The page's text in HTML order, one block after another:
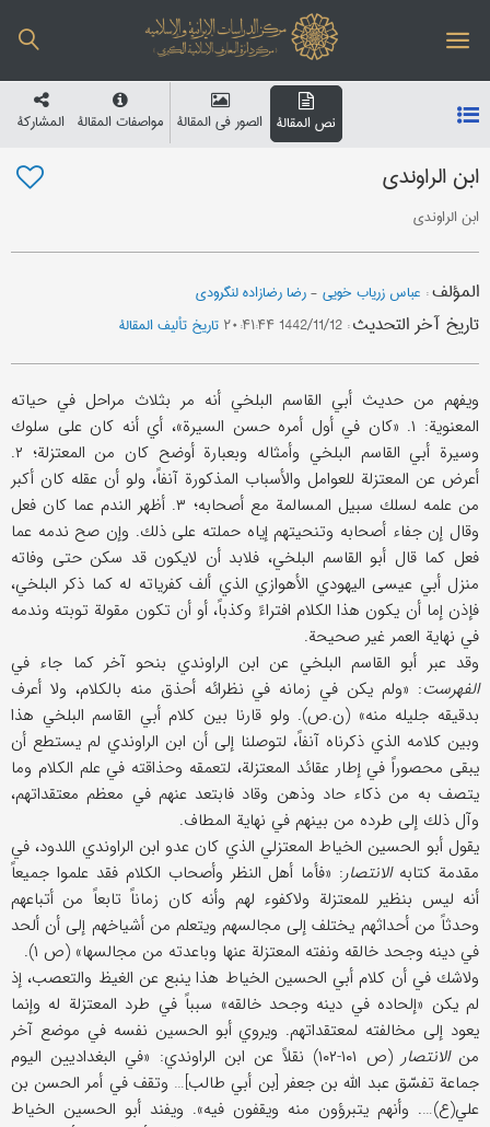
نص المقالة الصور في المقالة مواصفات المقالة المشارکة
ابن الراوندي
ابن الراوندي
المؤلف: عباس زریاب خویي -رضا رضازاده لنگرودی
تاریخ آخر التحدیث: 1442/11/12 ۲۰:۴۱:۴۴ تاریخ تألیف المقالة
ویفهم من حدیث أبي القاسم البلخي أنه مر بثلاث مراحل في حیاته
المعنویة: ۱. «كان في أول أمره حسن السیرة»، أي أنه كان علی سلوك
وسیرة أبي القاسم البلخي وأمثاله وبعبارة أوضح كان من المعتزلة؛ ۲.
أعرض عن المعتزلة للعوامل والأسباب المذكورة آنفاً، ولو أن عقله كان أكبر
من علمه لسلك سبیل المسالمة مع أصحابه؛ ۳. أظهر الندم عما كان فعل
وقال إن جفاء أصحابه وتنحیتهم إیاه حملته علی ذلك. وإن صح ندمه عما
فعل كما قال أبو القاسم البلخي، فلابد أن لایكون قد سكن حتی وفاته
منزل أبي عیسی الیهودي الأهوازي الذي ألف كفریاته له كما ذكر البلخي،
فإذن إما أن یكون هذا الكلام افتراءً وكذباً، أو أن تكون مقولة توبته وندمه
في نهایة العمر غیر صحیحة.
وقد عبر أبو القاسم البلخي عن ابن الراوندي بنحو آخر كما جاء في
الفهرست: «ولم یكن في زمانه في نظرائه أحذق منه بالكلام، ولا أعرف
بدقیقه جلیله منه» (ن.ص). ولو قارنا بین كلام أبي القاسم البلخي هذا
وبین كلامه الذي ذكرناه آنفاً، لتوصلنا إلی أن ابن الراوندي لم یستطع أن
یبقی محصوراً في إطار عقائد المعتزلة، لتعمقه وحذاقته في علم الكلام وما
یتصف به من ذكاء حاد وذهن وقاد فابتعد عنهم في معظم معتقداتهم،
وآل ذلك إلی طرده من بینهم في نهایة المطاف.
یقول أبو الحسين الخیاط المعتزلي الذي كان عدو ابن الراوندي اللدود، في
مقدمة كتابهالانتصار: «فأما أهل النظر وأصحاب الكلام فقد علموا جمیعاً
أنه لیس بنظیر للمعتزلة ولاكفوء لهم وأنه كان زماناً تابعاً من أتباعهم
وحدثاً من أحداثهم یختلف إلی مجالسهم ویتعلم من أشیاخهم إلی أن ألحد
في دینه وجحد خالقه ونفته المعتزلة عنها وباعدته من مجالسها» (ص ۱).
ولاشك في أن كلام أبي الحسین الخیاط هذا ینبع عن الغیظ والتعصب، إذ
لم یكن «إلحاده في دینه وجحد خالقه» سبباً في طرد المعتزلة له وإنما
یعود إلی مخالفته لمعتقداتهم. ویروي أبو الحسين نفسه في موضع آخر
منالانتصار
(ص ۱۰۱-۱۰۲) نقلاً عن ابن الراوندي: «في البغدادیین الیوم
جماعة تفسّق عبد الله بن جعفر [بن أبي طالب]… وتقف في أمر الحسن بن
علي‌(ع)…. وأنهم یتبرؤون منه ویقفون فیه». ویفند أبو الحسين الخیاط